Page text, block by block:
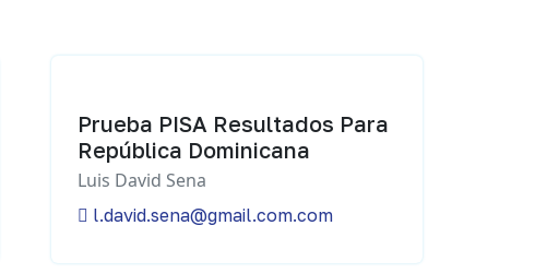
Prueba PISA Resultados Para
República Dominicana
Luis David Sena
l.david.sena@gmail.com.com